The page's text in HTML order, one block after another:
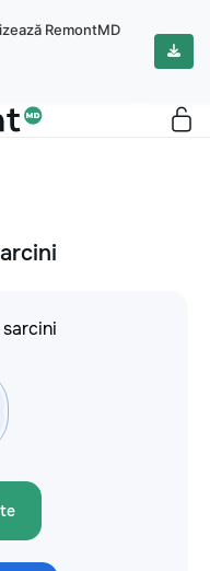
RemontMD